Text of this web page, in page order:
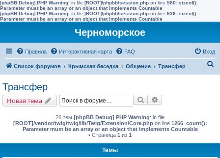
[phpBB Debug] PHP Warning: in file [ROOT]/phpbb/session.php on line 580: sizeof():
Parameter must be an array or an object that implements Countable
[phpBB Debug] PHP Warning: in file [ROOT]/phpbb/session.php on line 636: sizeof():
Parameter must be an array or an object that implements Countable
Черноморское
Правила Интерактивная карта FAQ Вход
Список форумов Крымская беседка Общение Трансфер
Трансфер
Новая тема Поиск
26 тем [phpBB Debug] PHP Warning: in file
[ROOT]/vendor/twig/twig/lib/Twig/Extension/Core.phpon line 1266: count():
Parameter must be an array or an object that implements Countable
• Страница 1 из 1
Темы